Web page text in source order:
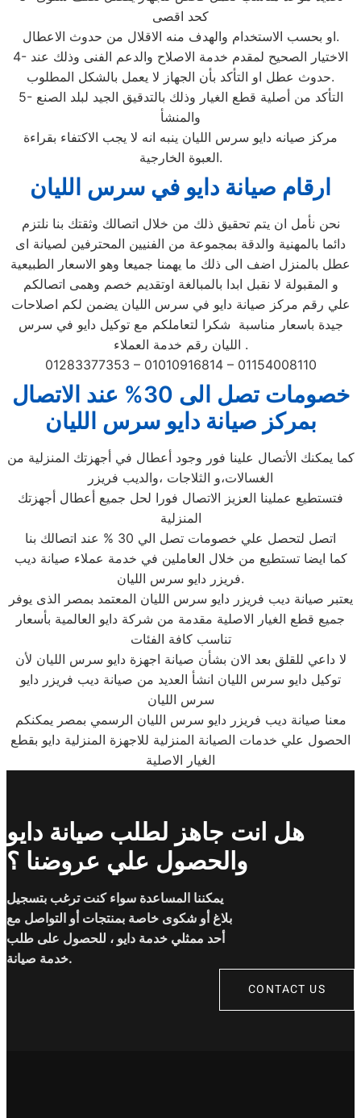
كحد اقصى
او بحسب الاستخدام والهدف منه الاقلال من حدوث الاعطال.
4- الاختيار الصحيح لمقدم خدمة الاصلاح والدعم الفنى وذلك عند
حدوث عطل او التأكد بأن الجهاز لا يعمل بالشكل المطلوب.
5- التأكد من أصلية قطع الغيار وذلك بالتدقيق الجيد لبلد الصنع
والمنشأ
مركز صيانه دايو سرس الليان ينبه انه لا يجب الاكتفاء بقراءة
العبوة الخارجية.
ارقام صيانة دايو في سرس الليان
نحن نأمل ان يتم تحقيق ذلك من خلال اتصالك وثقتك بنا نلتزم
دائما بالمهنية والدقة بمجموعة من الفنيين المحترفين لصيانة اى
عطل بالمنزل اضف الى ذلك ما يهمنا جميعا وهو الاسعار الطبيعية
و المقبولة لا نقبل ابدا بالمبالغة اوتقديم خصم وهمى اتصالكم
علي رقم مركز صيانة دايو في سرس الليان يضمن لكم اصلاحات
جيدة باسعار مناسبة شكرا لتعاملكم مع توكيل دايو في سرس
الليان رقم خدمة العملاء .
01283377353 – 01010916814 – 01154008110
خصومات تصل الى 30% عند الاتصال
بمركز صيانة دايو سرس الليان
كما يمكنك الأتصال علينا فور وجود أعطال في أجهزتك المنزلية من
الغسالات،و الثلاجات ،والديب فريزر
فتستطيع عملينا العزيز الاتصال فورا لحل جميع أعطال أجهزتك
المنزلية
اتصل لتحصل علي خصومات تصل الي 30 % عند اتصالك بنا
كما ايضا تستطيع من خلال العاملين في خدمة عملاء صيانة ديب
فريزر دايو سرس الليان.
يعتبر صيانة ديب فريزر دايو سرس الليان المعتمد بمصر الذى يوفر
جميع قطع الغيار الاصلية مقدمة من شركة دايو العالمية بأسعار
تناسب كافة الفئات
لا داعي للقلق بعد الان بشأن صيانة اجهزة دايو سرس الليان لأن
توكيل دايو سرس الليان انشأ العديد من صيانة ديب فريزر دايو
سرس الليان
معنا صيانة ديب فريزر دايو سرس الليان الرسمي بمصر يمكنكم
الحصول علي خدمات الصيانة المنزلية للاجهزة المنزلية دايو بقطع
الغيار الاصلية
هل انت جاهز لطلب صيانة دايو
والحصول علي عروضنا ؟
يمكننا المساعدة سواء كنت ترغب بتسجيل
بلاغ أو شكوى خاصة بمنتجات أو التواصل مع
أحد ممثلي خدمة دايو ، للحصول على طلب
خدمة صيانة.
CONTACT US